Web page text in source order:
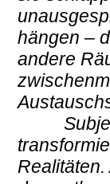
hängen –
andere